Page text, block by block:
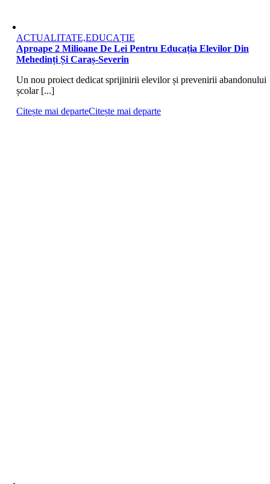
ACTUALITATE,EDUCAȚIE
Aproape 2 Milioane De Lei Pentru Educația Elevilor Din
Mehedinți Și Caraș-Severin
Un nou proiect dedicat sprijinirii elevilor și prevenirii abandonului
școlar [...]
Citește mai departeCitește mai departe